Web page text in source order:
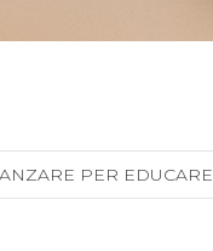
PER EDUCARE